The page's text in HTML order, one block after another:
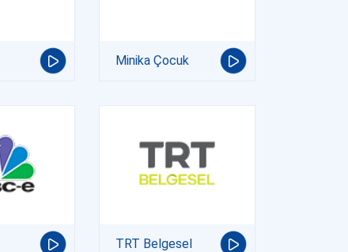
Minika Çocuk
TRT Belgesel